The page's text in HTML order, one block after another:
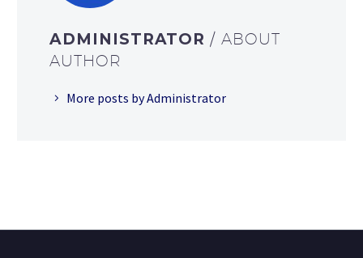
ADMINISTRATOR / ABOUT
AUTHOR
More posts by Administrator